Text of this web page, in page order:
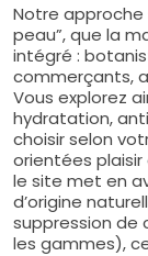
Notre approche
peau”, que la
intégré :
commerçants,
Vous explorez
hydratation,
choisir selon
orientées
le site met en
d’origine
suppression de
les gammes),